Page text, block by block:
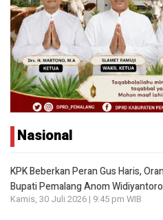
Nasional
KPK Beberkan Peran Gus Haris,
Bupati Pemalang Anom Widiyantoro
Kamis, 30 Juli 2026 | 9:45 pm WIB